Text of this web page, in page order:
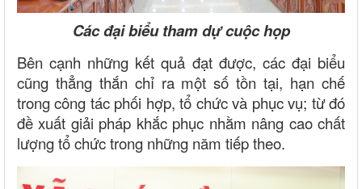
Các đại biểu tham dự cuộc họp
Bên cạnh những kết quả đạt được, các đại biểu
cũng thẳng thắn chỉ ra một số tồn tại, hạn chế
trong công tác phối hợp, tổ chức và phục vụ; từ đó
đề xuất giải pháp khắc phục nhằm nâng cao chất
lượng tổ chức trong những năm tiếp theo.